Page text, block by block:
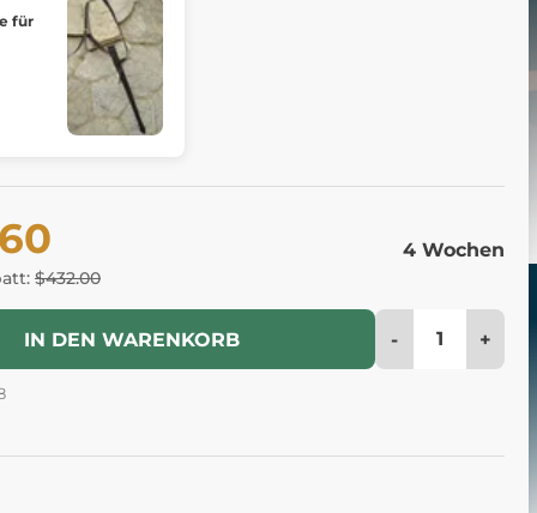
für
$432.00
4 Wochen
IN DEN WARENKORB - +